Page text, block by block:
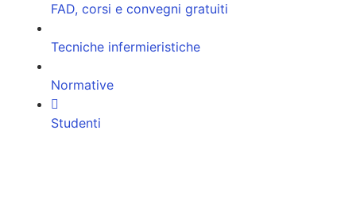
FAD, corsi e convegni gratuiti
Tecniche infermieristiche
Normative
Studenti